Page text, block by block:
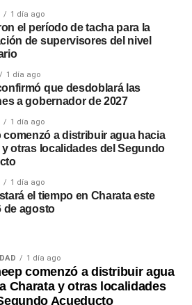
1 día ago
el período de tacha para la
de supervisores del nivel
1 día ago
que desdoblará las
a gobernador de 2027
1 día ago
comenzó a distribuir agua hacia
y otras localidades del Segundo
1 día ago
el tiempo en Charata este
de agosto
1 día ago
comenzó a distribuir agua
Charata y otras localidades
Acueducto